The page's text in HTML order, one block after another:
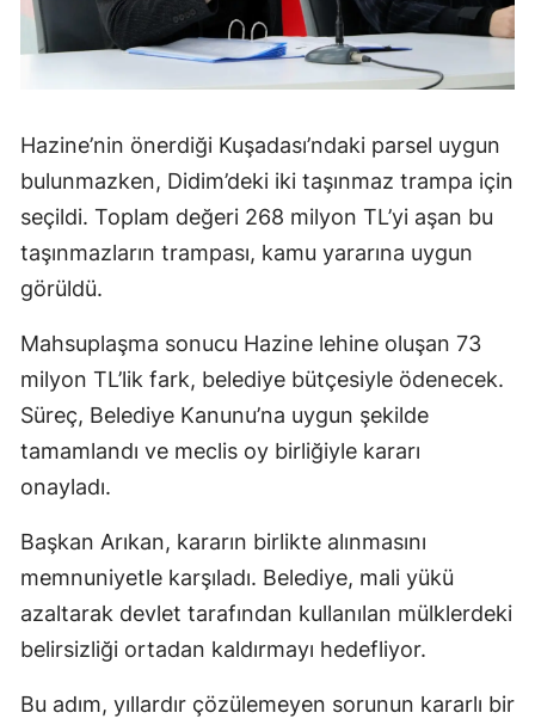
Hazine’nin önerdiği Kuşadası’ndaki parsel uygun
bulunmazken, Didim’deki iki taşınmaz trampa için
seçildi. Toplam değeri 268 milyon TL’yi aşan bu
taşınmazların trampası, kamu yararına uygun
görüldü.
Mahsuplaşma sonucu Hazine lehine oluşan 73
milyon TL’lik fark, belediye bütçesiyle ödenecek.
Süreç, Belediye Kanunu’na uygun şekilde
tamamlandı ve meclis oy birliğiyle kararı
onayladı.
Başkan Arıkan, kararın birlikte alınmasını
memnuniyetle karşıladı. Belediye, mali yükü
azaltarak devlet tarafından kullanılan mülklerdeki
belirsizliği ortadan kaldırmayı hedefliyor.
Bu adım, yıllardır çözülemeyen sorunun kararlı bir